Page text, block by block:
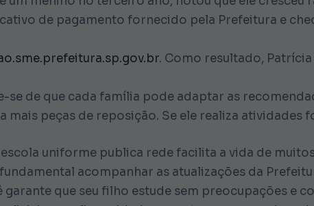
de pagamento fornecido pela Prefeitura e
. Como resultado,
se de que cada família pode adaptar as
mais peças de reposição. Se ele realiza
uniforme publica rede facilita a vida de
acompanhar as atualizações da
garante que seu filho estude sem preocupações e